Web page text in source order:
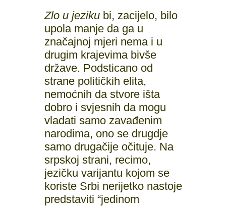
Zlo u jezikubi, zacijelo, bilo
upola manje da ga u
značajnoj mjeri nema i u
drugim krajevima bivše
države. Podsticano od
strane političkih elita,
nemoćnih da stvore išta
dobro i svjesnih da mogu
vladati samo zavađenim
narodima, ono se drugdje
samo drugačije očituje. Na
srpskoj strani, recimo,
jezičku varijantu kojom se
koriste Srbi nerijetko nastoje
predstaviti “jedinom